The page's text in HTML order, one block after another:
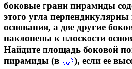
боковые грани пирамиды
этого угла перпендикулярны
основания, а две другие
наклонены к плоскости
Найдите площадь боковой
пирамиды (в
), если ее